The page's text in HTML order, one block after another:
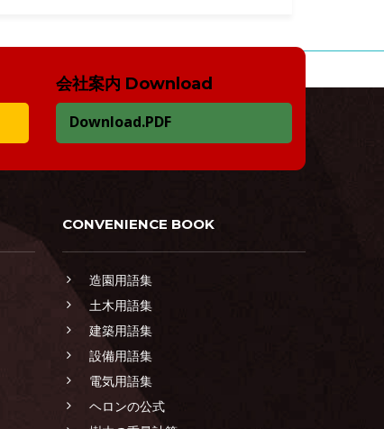
会社案内 Download
Download.PDF
CONVENIENCE BOOK
造園用語集
土木用語集
建築用語集
設備用語集
電気用語集
ヘロンの公式